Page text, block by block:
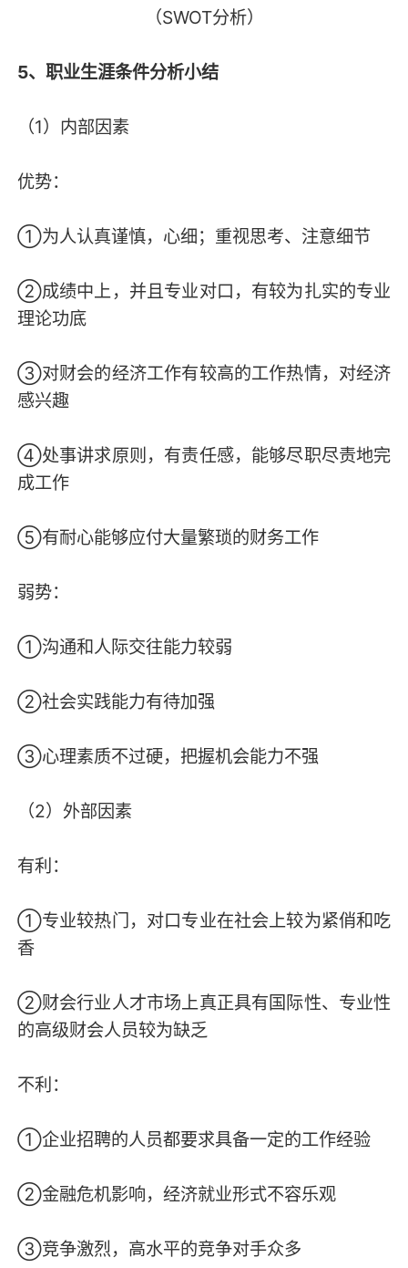
（SWOT分析）
5、职业生涯条件分析小结
（1）内部因素
优势：
①为人认真谨慎，心细；重视思考、注意细节
②成绩中上，并且专业对口，有较为扎实的专业
理论功底
③对财会的经济工作有较高的工作热情，对经济
感兴趣
④处事讲求原则，有责任感，能够尽职尽责地完
成工作
⑤有耐心能够应付大量繁琐的财务工作
弱势：
①沟通和人际交往能力较弱
②社会实践能力有待加强
③心理素质不过硬，把握机会能力不强
（2）外部因素
有利：
①专业较热门，对口专业在社会上较为紧俏和吃
香
②财会行业人才市场上真正具有国际性、专业性
的高级财会人员较为缺乏
不利：
①企业招聘的人员都要求具备一定的工作经验
②金融危机影响，经济就业形式不容乐观
③竞争激烈，高水平的竞争对手众多